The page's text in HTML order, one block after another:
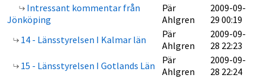
Intressant kommentar från
Jönköping
Pär
Ahlgren
2009-09-
29 00:19
14 - Länsstyrelsen I Kalmar län
Pär
Ahlgren
2009-09-
28 22:23
15 - Länsstyrelsen I Gotlands Län
Pär
Ahlgren
2009-09-
28 22:24